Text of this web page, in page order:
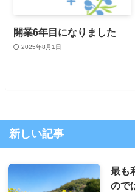
開業6年目になりました
2025年8月1日
新しい記事
最も
ので